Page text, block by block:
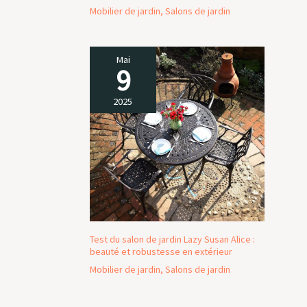
Mobilier de jardin, Salons de jardin
Mai
9
2025
Test du salon de jardin Lazy Susan Alice :
beauté et robustesse en extérieur
Mobilier de jardin, Salons de jardin